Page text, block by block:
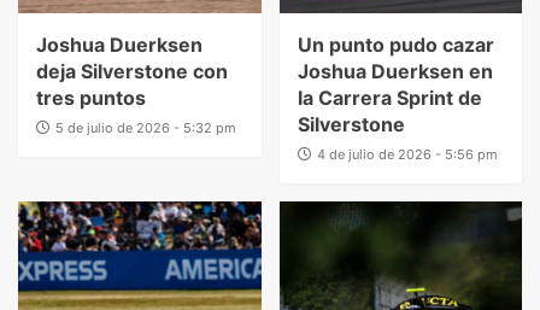
Joshua Duerksen
deja Silverstone con
tres puntos
5 de julio de 2026 - 5:32 pm
Un punto pudo cazar
Joshua Duerksen en
la Carrera Sprint de
Silverstone
4 de julio de 2026 - 5:56 pm